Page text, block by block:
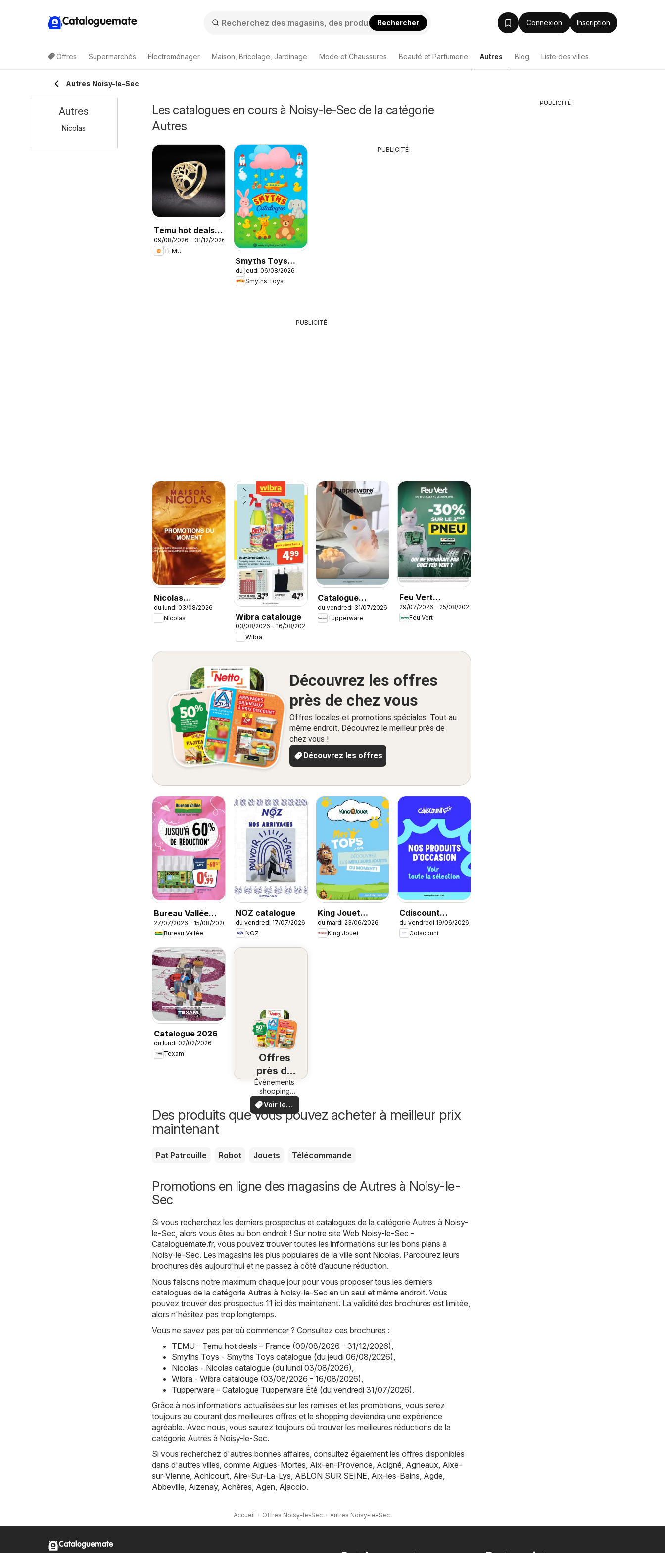
Cataloguemate Rechercher Connexion Inscription
Offres Supermarchés Électroménager Maison, Bricolage, Jardinage Mode et Chaussures Beauté et Parfumerie Autres Blog Liste des villes
Autres Noisy-le-Sec
Les catalogues en cours à Noisy-le-Sec de la catégorie
Autres
Temu hot deals –
France
09/08/2026 - 31/12/2026
TEMU
Smyths Toys
catalogue
du jeudi 06/08/2026
Smyths Toys
PUBLICITÉ
PUBLICITÉ
Nicolas
catalogue
du lundi 03/08/2026
Nicolas
Wibra catalouge
03/08/2026 - 16/08/2026
Wibra
Catalogue
Tupperware Été
du vendredi 31/07/2026
Tupperware
Feu Vert
catalogue
29/07/2026 - 25/08/2026
Feu Vert
Découvrez les offres
près de chez vous
Offres locales et promotions spéciales. Tout au
même endroit. Découvrez le meilleur près de
chez vous !
Découvrez les offres
Bureau Vallée
catalogue
27/07/2026 - 15/08/2026
Bureau Vallée
NOZ catalogue
du vendredi 17/07/2026
NOZ
King Jouet
catalogue
du mardi 23/06/2026
King Jouet
Cdiscount
catalogue
du vendredi 19/06/2026
Cdiscount
Catalogue 2026
du lundi 02/02/2026
Texam
Offres
près de
chez
vous
Événements
shopping
locaux et
offres
spéciales
Voir les
offres
Des produits que vous pouvez acheter à meilleur prix
maintenant
Pat Patrouille Robot Jouets Télécommande
Promotions en ligne des magasins de Autres à Noisy-le-
Sec
Si vous recherchez les derniers prospectus et catalogues de la catégorie Autres à Noisy-
le-Sec, alors vous êtes au bon endroit ! Sur notre site Web Noisy-le-Sec -
Cataloguemate.fr, vous pouvez trouver toutes les informations sur les bons plans à
Noisy-le-Sec. Les magasins les plus populaires de la ville sont Nicolas. Parcourez leurs
brochures dès aujourd'hui et ne passez à côté d’aucune réduction.
Nous faisons notre maximum chaque jour pour vous proposer tous les derniers
catalogues de la catégorie Autres à Noisy-le-Sec en un seul et même endroit. Vous
pouvez trouver des prospectus 11 ici dès maintenant. La validité des brochures est limitée,
alors n'hésitez pas trop longtemps.
Vous ne savez pas par où commencer ? Consultez ces brochures :
TEMU - Temu hot deals – France (09/08/2026 - 31/12/2026)
Smyths Toys - Smyths Toys catalogue (du jeudi 06/08/2026)
Nicolas - Nicolas catalogue (du lundi 03/08/2026)
Wibra - Wibra catalouge (03/08/2026 - 16/08/2026)
Tupperware - Catalogue Tupperware Été (du vendredi 31/07/2026).
Grâce à nos informations actualisées sur les remises et les promotions, vous serez
toujours au courant des meilleures offres et le shopping deviendra une expérience
agréable. Avec nous, vous saurez toujours où trouver les meilleures réductions de la
catégorie Autres à Noisy-le-Sec.
Si vous recherchez d'autres bonnes affaires, consultez également les offres disponibles
dans d'autres villes, comme Aigues-Mortes Aix-en-Provence Acigné Agneaux Aixe-
sur-Vienne Achicourt Aire-Sur-La-Lys ABLON SUR SEINE Aix-les-Bains Agde
Abbeville Aizenay, Achères Agen Ajaccio.
Accueil Offres Noisy-le-Sec Autres Noisy-le-Sec
Autres
Nicolas
PUBLICITÉ
Cataloguemate